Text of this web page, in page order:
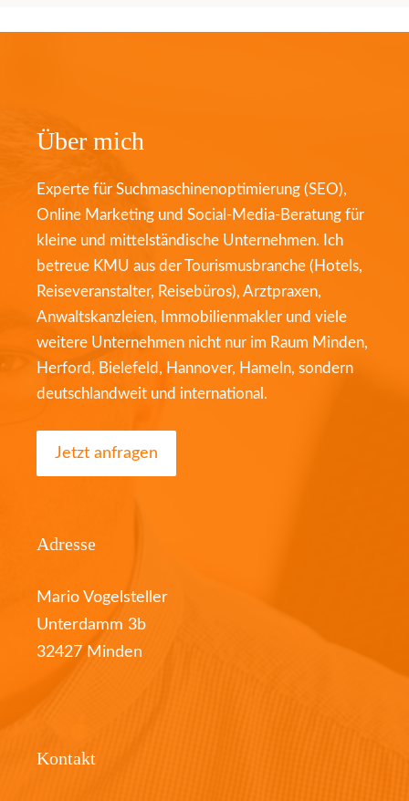
Über mich
Experte für Suchmaschinenoptimierung (SEO),
Online Marketing und Social-Media-Beratung für
kleine und mittelständische Unternehmen. Ich
betreue KMU aus der Tourismusbranche (Hotels,
Reiseveranstalter, Reisebüros), Arztpraxen,
Anwaltskanzleien, Immobilienmakler und viele
weitere Unternehmen nicht nur im Raum Minden,
Herford, Bielefeld, Hannover, Hameln, sondern
deutschlandweit und international.
Jetzt anfragen
Adresse
Mario Vogelsteller
Unterdamm 3b
32427 Minden
Kontakt